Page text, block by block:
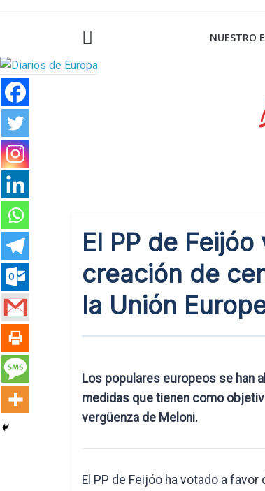
NUESTRO
El PP de
creación de
la Unión
Los populares europeos se han
medidas que tienen como
vergüenza de Meloni.
El PP de Feijóo ha votado a